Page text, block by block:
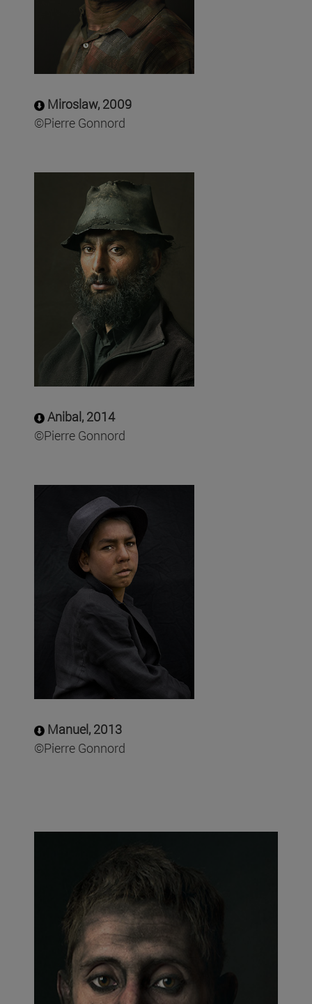
Miroslaw, 2009
©Pierre Gonnord
Anibal, 2014
©Pierre Gonnord
Manuel, 2013
©Pierre Gonnord